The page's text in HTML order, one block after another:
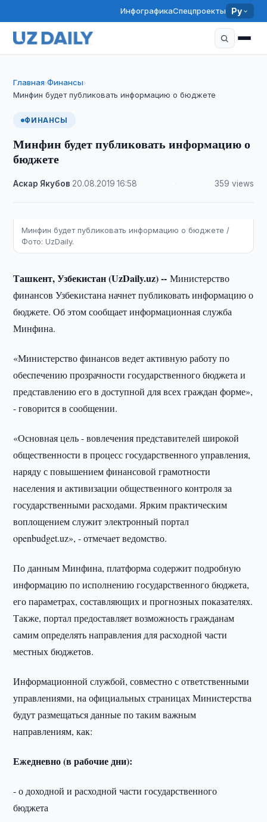
ИнфографикаСпецпроекты Ру
Главная›Финансы›
Минфин будет публиковать информацию о бюджете
ФИНАНСЫ
Минфин будет публиковать информацию о
бюджете
Аскар Якубов 20.08.2019 ·16:58 359 views
Минфин будет публиковать информацию о бюджете /
Фото: UzDaily.
Ташкент, Узбекистан (UzDaily.uz) -- Министерство
финансов Узбекистана начнет публиковать информацию о
бюджете. Об этом сообщает информационная служба
Минфина.
«Министерство финансов ведет активную работу по
обеспечению прозрачности государственного бюджета и
представлению его в доступной для всех граждан форме»,
- говорится в сообщении.
«Основная цель - вовлечения представителей широкой
общественности в процесс государственного управления,
наряду с повышением финансовой грамотности
населения и активизации общественного контроля за
государственными расходами. Ярким практическим
воплощением служит электронный портал
openbudget.uz», - отмечает ведомство.
По данным Минфина, платформа содержит подробную
информацию по исполнению государственного бюджета,
его параметрах, составляющих и прогнозных показателях.
Также, портал предоставляет возможность гражданам
самим определять направления для расходной части
местных бюджетов.
Информационной службой, совместно с ответственными
управлениями, на официальных страницах Министерства
будут размещаться данные по таким важным
направлениям, как:
Ежедневно (в рабочие дни):
- о доходной и расходной части государственного
бюджета